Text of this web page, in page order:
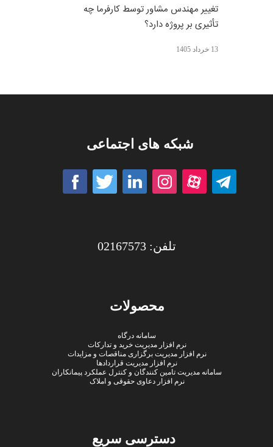
تغییر مهندس مشاور توسط کارفرما چه
تأثیری بر پروژه دارد؟
13 خرداد 1405
شبکه های اجتماعی
تلفن: 02167573
محصولات
سامانه درگاه
نرم افزار مدیریت خرید و تدارکات
نرم افزار مدیریت برگزاری مناقصات و مزایدات
نرم افزار مدیریت قراردادها
سامانه مدیریت تامین کنندگان و کنترل عملکرد پیمانکاران
نرم افزار دعاوی حقوقی و املاک
دسترسی سریع